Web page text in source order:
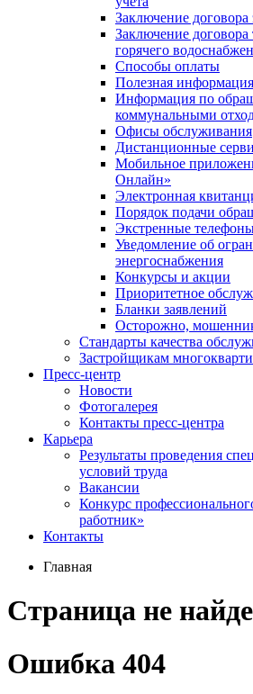
Заключение
Заключение
горячего
Способы оплаты
Полезная информация
Информация по
коммунальными
Офисы обслуживания
Дистанционные
Мобильное
Онлайн»
Электронная
Порядок подачи
Экстренные
Уведомление об
энергоснабжения
Конкурсы и акции
Приоритетное
Бланки заявлений
Осторожно,
Стандарты качества
Застройщикам
Пресс-центр
Новости
Фотогалерея
Контакты пресс-центра
Карьера
Результаты проведения
условий труда
Вакансии
Конкурс
работник»
Контакты
Главная
Страница не
Ошибка 404